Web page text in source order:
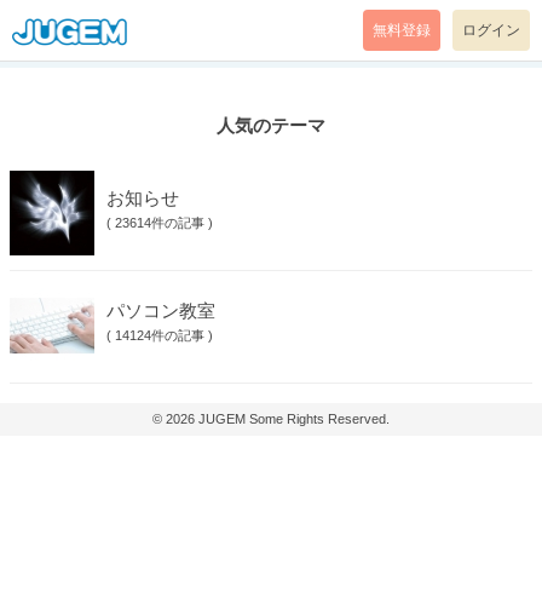
無料登録 ログイン
人気のテーマ
お知らせ
( 23614件の記事 )
パソコン教室
( 14124件の記事 )
© 2026 JUGEM Some Rights Reserved.